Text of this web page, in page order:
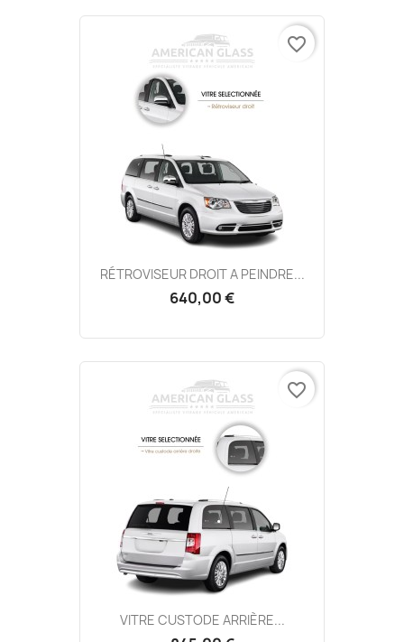
RÉTROVISEUR DROIT A PEINDRE...
640,00 €
favorite_border
VITRE CUSTODE ARRIÈRE...
favorite_border